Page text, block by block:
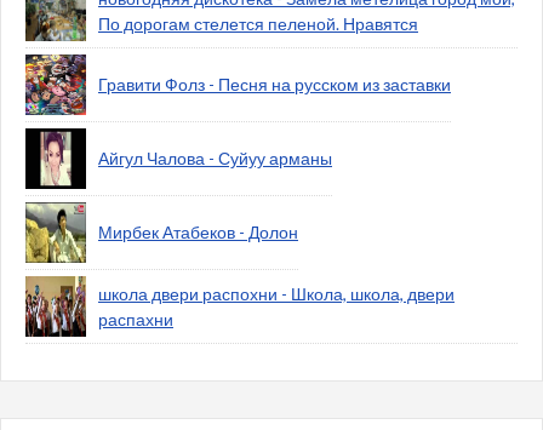
По дорогам стелется пеленой. Нравятся
Гравити Фолз - Песня на русском из заставки
Айгул Чалова - Суйуу арманы
Мирбек Атабеков - Долон
школа двери распохни - Школа, школа, двери
распахни